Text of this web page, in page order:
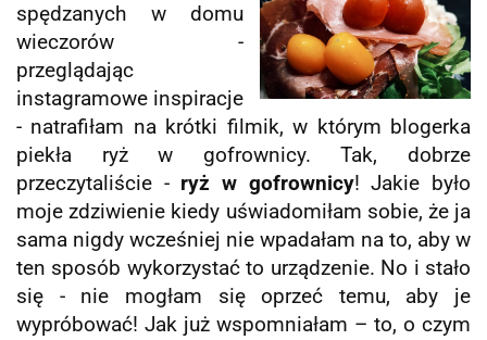
spędzanych w domu
wieczorów -
przeglądając
instagramowe inspiracje
- natrafiłam na krótki filmik, w którym blogerka
piekła ryż w gofrownicy. Tak, dobrze
przeczytaliście - ryż w gofrownicy! Jakie było
moje zdziwienie kiedy uświadomiłam sobie, że ja
sama nigdy wcześniej nie wpadałam na to, aby w
ten sposób wykorzystać to urządzenie. No i stało
się - nie mogłam się oprzeć temu, aby je
wypróbować! Jak już wspomniałam – to, o czym